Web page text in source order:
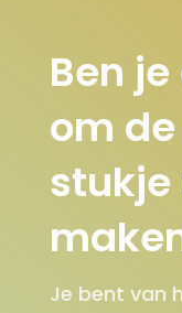
Ben
om
stukje
Je bent van